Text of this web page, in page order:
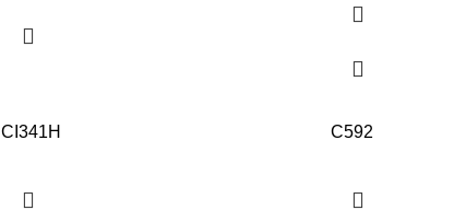
CI341H C592